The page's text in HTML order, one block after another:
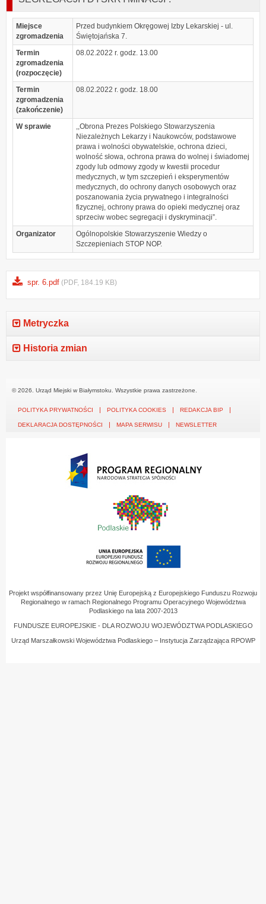
Miejsce
zgromadzenia
Przed budynkiem Okręgowej Izby Lekarskiej - ul.
Świętojańska 7.
Termin
zgromadzenia
(rozpoczęcie)
08.02.2022 r. godz. 13.00
Termin
zgromadzenia
(zakończenie)
08.02.2022 r. godz. 18.00
W sprawie
,,Obrona Prezes Polskiego Stowarzyszenia
Niezależnych Lekarzy i Naukowców, podstawowe
prawa i wolności obywatelskie, ochrona dzieci,
wolność słowa, ochrona prawa do wolnej i świadomej
zgody lub odmowy zgody w kwestii procedur
medycznych, w tym szczepień i eksperymentów
medycznych, do ochrony danych osobowych oraz
poszanowania życia prywatnego i integralności
fizycznej, ochrony prawa do opieki medycznej oraz
sprzeciw wobec segregacji i dyskryminacji”.
Organizator
Ogólnopolskie Stowarzyszenie Wiedzy o
Szczepieniach STOP NOP.
spr. 6.pdf (PDF, 184.19 KB)
Metryczka
Historia zmian
© 2026. Urząd Miejski w Białymstoku. Wszystkie prawa zastrzeżone.
POLITYKA PRYWATNOŚCI POLITYKA COOKIES REDAKCJA BIP
DEKLARACJA DOSTĘPNOŚCI MAPA SERWISU NEWSLETTER
Projekt współfinansowany przez Unię Europejską z Europejskiego Funduszu Rozwoju
Regionalnego w ramach Regionalnego Programu Operacyjnego Województwa
Podlaskiego na lata 2007-2013
FUNDUSZE EUROPEJSKIE - DLA ROZWOJU WOJEWÓDZTWA PODLASKIEGO
Urząd Marszałkowski Województwa Podlaskiego – Instytucja Zarządzająca RPOWP